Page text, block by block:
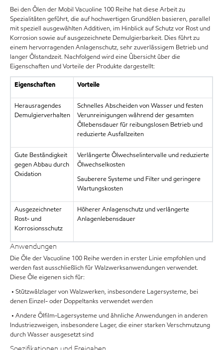
Bei den Ölen der Mobil Vacuoline 100 Reihe hat diese Arbeit zu
Spezialitäten geführt, die auf hochwertigen Grundölen basieren, parallel
mit speziell ausgewählten Additiven, im Hinblick auf Schutz vor Rost und
Korrosion sowie auf ausgezeichnete Demulgierbarkeit. Dies führt zu
einem hervorragenden Anlagenschutz, sehr zuverlässigem Betrieb und
langer Ölstandzeit. Nachfolgend wird eine Übersicht über die
Eigenschaften und Vorteile der Produkte dargestellt:
Eigenschaften Vorteile
Herausragendes
Demulgierverhalten
Schnelles Abscheiden von Wasser und festen
Verunreinigungen während der gesamten
Öllebensdauer für reibungslosen Betrieb und
reduzierte Ausfallzeiten
Gute Beständigkeit
gegen Abbau durch
Oxidation
Verlängerte Ölwechselintervalle und reduzierte
Ölwechselkosten
Sauberere Systeme und Filter und geringere
Wartungskosten
Ausgezeichneter
Rost- und
Korrosionsschutz
Höherer Anlagenschutz und verlängerte
Anlagenlebensdauer
Anwendungen
Die Öle der Vacuoline 100 Reihe werden in erster Linie empfohlen und
werden fast ausschließlich für Walzwerksanwendungen verwendet.
Diese Öle eigenen sich für:
• Stützwälzlager von Walzwerken, insbesondere Lagersysteme, bei
denen Einzel- oder Doppeltanks verwendet werden
• Andere Ölfilm-Lagersysteme und ähnliche Anwendungen in anderen
Industriezweigen, insbesondere Lager, die einer starken Verschmutzung
durch Wasser ausgesetzt sind